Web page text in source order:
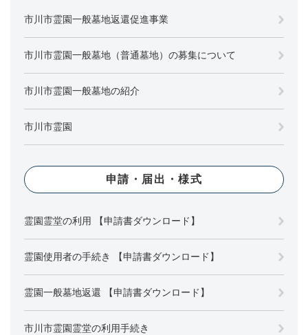
市川市霊園一般墓地返還促進事業
市川市霊園一般墓地（普通墓地）の募集について
市川市霊園一般墓地の紹介
市川市霊園
申請・届出・様式
霊園霊堂の利用 【申請書ダウンロード】
霊園使用者の手続き 【申請書ダウンロード】
霊園一般墓地返還 【申請書ダウンロード】
市川市霊園霊堂の利用手続き